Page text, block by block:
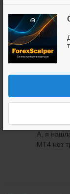
Виктория
ЗРИТЕЛЬ
Как
А, я
МТ4 нет